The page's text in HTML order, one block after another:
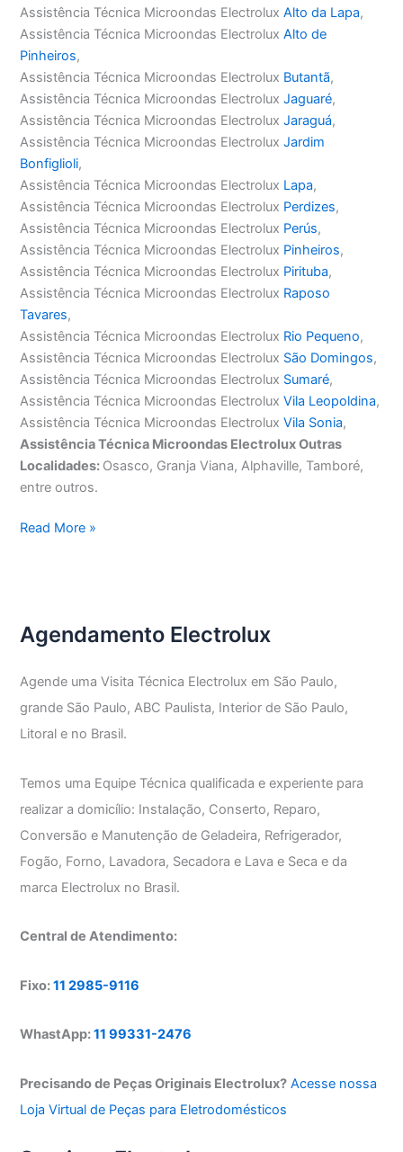
Assistência Técnica Microondas ElectroluxAlto da Lapa,
Assistência Técnica Microondas ElectroluxAlto de
Pinheiros,
Assistência Técnica Microondas Electrolux Butantã,
Assistência Técnica Microondas ElectroluxJaguaré,
Assistência Técnica Microondas ElectroluxJaraguá,
Assistência Técnica Microondas ElectroluxJardim
Bonfiglioli,
Assistência Técnica Microondas Electrolux Lapa,
Assistência Técnica Microondas Electrolux Perdizes,
Assistência Técnica Microondas Electrolux Perús,
Assistência Técnica Microondas Electrolux Pinheiros,
Assistência Técnica Microondas Electrolux Pirituba,
Assistência Técnica Microondas Electrolux Raposo
Tavares,
Assistência Técnica Microondas Electrolux Rio Pequeno,
Assistência Técnica Microondas Electrolux São Domingos,
Assistência Técnica Microondas Electrolux Sumaré,
Assistência Técnica Microondas ElectroluxVila Leopoldina,
Assistência Técnica Microondas ElectroluxVila Sonia,
Assistência Técnica Microondas Electrolux Outras
Localidades: Osasco, Granja Viana, Alphaville, Tamboré,
entre outros.
Assistência
Read More »
Agendamento Electrolux
Agende uma Visita Técnica Electrolux em São Paulo,
grande São Paulo, ABC Paulista, Interior de São Paulo,
Litoral e no Brasil.
Temos uma Equipe Técnica qualificada e experiente para
realizar a domicílio: Instalação, Conserto, Reparo,
Conversão e Manutenção de Geladeira, Refrigerador,
Fogão, Forno, Lavadora, Secadora e Lava e Seca e da
marca Electrolux no Brasil.
Central de Atendimento:
Fixo:11 2985-9116
WhastApp:11 99331-2476
Precisando de Peças Originais Electrolux? Acesse nossa
Loja Virtual de Peças para Eletrodomésticos